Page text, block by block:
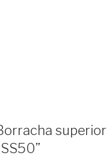
superior